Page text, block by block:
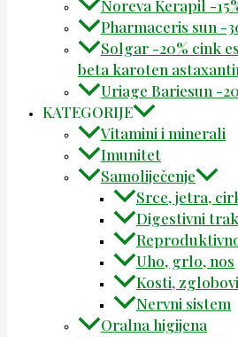
Noreva Kerapil -
Pharmaceris sun -
Solgar -20% cink
beta karoten
Uriage Bariesun -
KATEGORIJE
Vitamini i minerali
Imunitet
Samoliječenje
Srce, jetra,
Digestivni
Uho, grlo, nos
Kosti,
Nervni sistem
Oralna higijena